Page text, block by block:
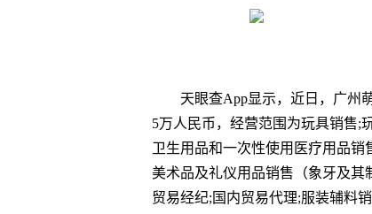
天眼查App显示，近日，广州
5万人民币，经营范围为玩具销售;
卫生用品和一次性使用医疗用品销
美术品及礼仪用品销售（象牙及其
贸易经纪;国内贸易代理;服装辅料